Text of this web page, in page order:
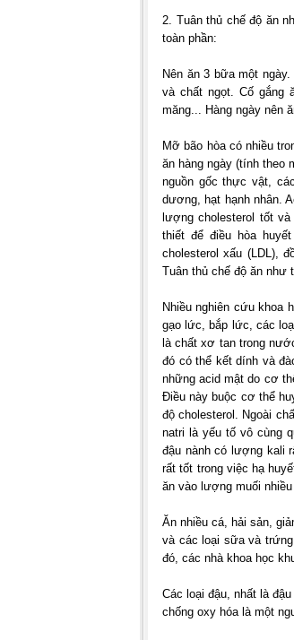
2. Tuân thủ chế độ ăn
toàn phần:
Nên ăn 3 bữa một
và chất ngọt. Cố gắng
măng... Hàng ngày nên
Mỡ bão hòa có nhiều
ăn hàng ngày (tính theo
nguồn gốc thực vật,
dương, hạt hạnh nhân.
lượng cholesterol tốt
thiết để điều hòa
cholesterol xấu (LDL),
Tuân thủ chế độ ăn như
Nhiều nghiên cứu khoa
gạo lức, bắp lức, các
là chất xơ tan trong
đó có thể kết dính và
những acid mật do cơ
Điều này buộc cơ thể
độ cholesterol. Ngoài
natri là yếu tố vô cùng
đậu nành có lượng kali
rất tốt trong việc hạ
ăn vào lượng muối
Ăn nhiều cá, hải sản,
và các loại sữa và
đó, các nhà khoa học
Các loại đậu, nhất là
chống oxy hóa là một